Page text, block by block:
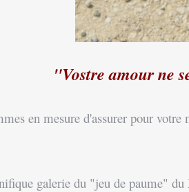
"Vostre amour ne
en mesure d'assurer pour
galerie du "jeu de paume" du